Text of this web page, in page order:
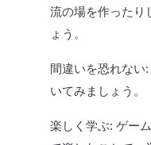
流の場を作ったり
ょう。
間違いを恐れない
いてみましょう。
楽しく学ぶ: ゲー